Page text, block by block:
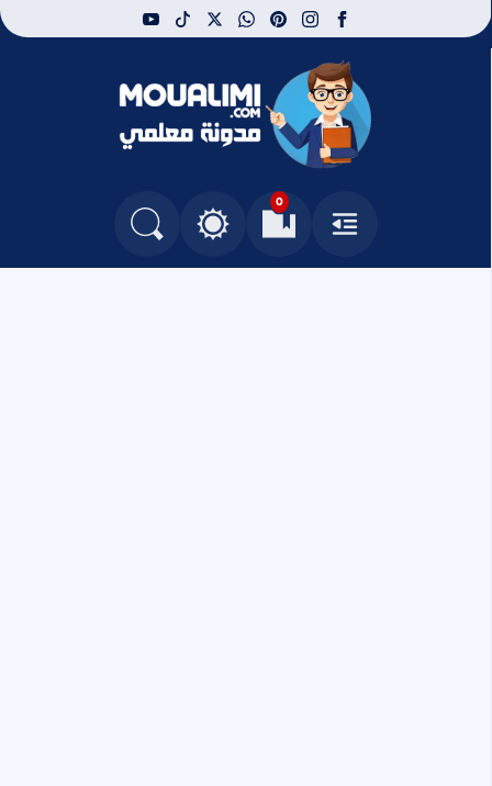
facebook
instagram
pinterest
whatsapp
x
tiktok
youtube
مدونة معلمي
القائمة
0
العلامات المرجعيةالتغيير بين الوضع النهاري والداكن
البحث في المدونة